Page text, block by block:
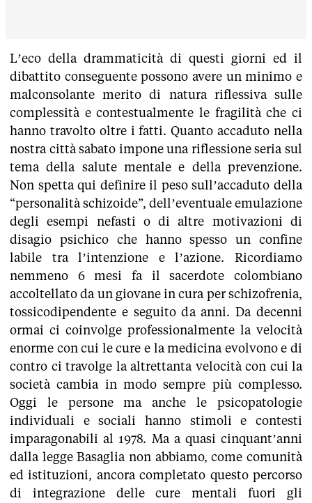
L’eco della drammaticità di questi giorni ed il
dibattito conseguente possono avere un minimo e
malconsolante merito di natura riflessiva sulle
complessità e contestualmente le fragilità che ci
hanno travolto oltre i fatti. Quanto accaduto nella
nostra città sabato impone una riflessione seria sul
tema della salute mentale e della prevenzione.
Non spetta qui definire il peso sull’accaduto della
“personalità schizoide”, dell’eventuale emulazione
degli esempi nefasti o di altre motivazioni di
disagio psichico che hanno spesso un confine
labile tra l’intenzione e l’azione. Ricordiamo
nemmeno 6 mesi fa il sacerdote colombiano
accoltellato da un giovane in cura per schizofrenia,
tossicodipendente e seguito da anni. Da decenni
ormai ci coinvolge professionalmente la velocità
enorme con cui le cure e la medicina evolvono e di
contro ci travolge la altrettanta velocità con cui la
società cambia in modo sempre più complesso.
Oggi le persone ma anche le psicopatologie
individuali e sociali hanno stimoli e contesti
imparagonabili al 1978. Ma a quasi cinquant’anni
dalla legge Basaglia non abbiamo, come comunità
ed istituzioni, ancora completato questo percorso
di integrazione delle cure mentali fuori gli